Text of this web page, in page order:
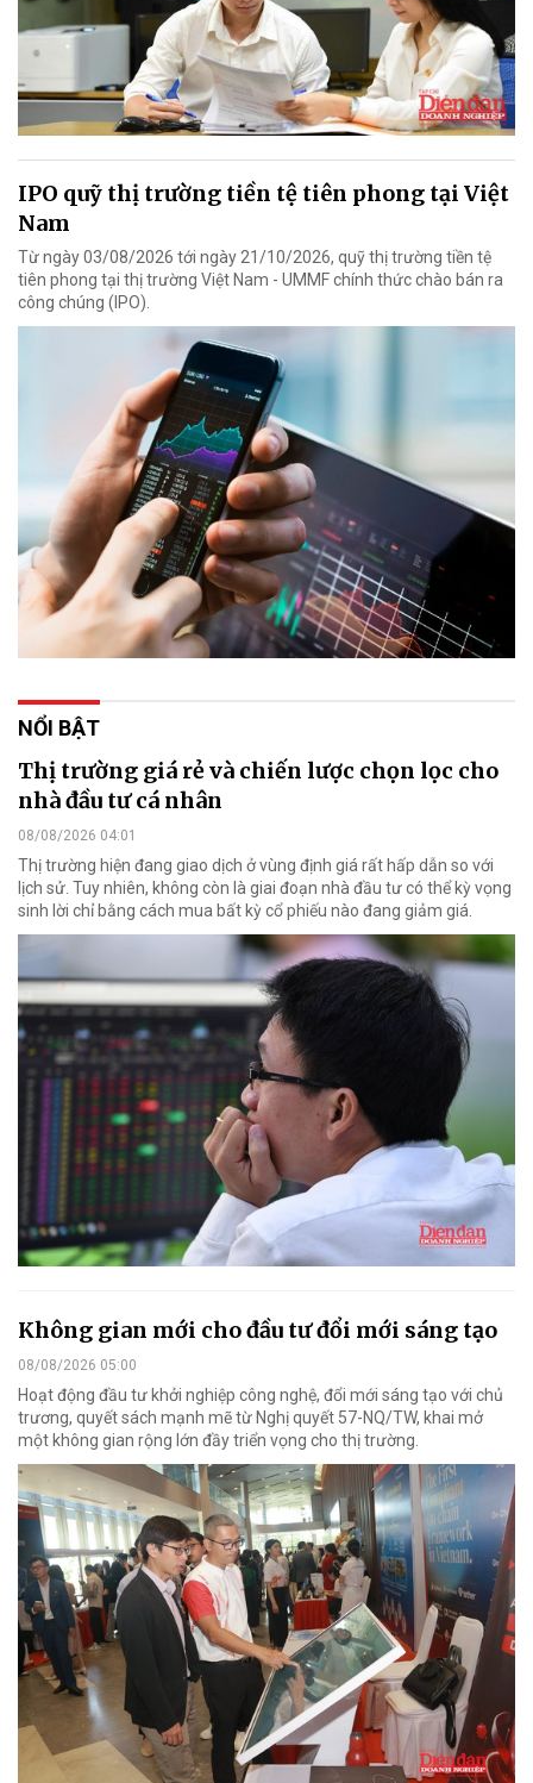
IPO quỹ thị trường tiền tệ tiên phong tại Việt
Nam
Từ ngày 03/08/2026 tới ngày 21/10/2026, quỹ thị trường tiền tệ
tiên phong tại thị trường Việt Nam - UMMF chính thức chào bán ra
công chúng (IPO).
NỔI BẬT
Thị trường giá rẻ và chiến lược chọn lọc cho
nhà đầu tư cá nhân
08/08/2026 04:01
Thị trường hiện đang giao dịch ở vùng định giá rất hấp dẫn so với
lịch sử. Tuy nhiên, không còn là giai đoạn nhà đầu tư có thể kỳ vọng
sinh lời chỉ bằng cách mua bất kỳ cổ phiếu nào đang giảm giá.
Không gian mới cho đầu tư đổi mới sáng tạo
08/08/2026 05:00
Hoạt động đầu tư khởi nghiệp công nghệ, đổi mới sáng tạo với chủ
trương, quyết sách mạnh mẽ từ Nghị quyết 57-NQ/TW, khai mở
một không gian rộng lớn đầy triển vọng cho thị trường.